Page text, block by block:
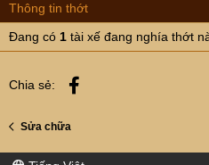
Thông tin thớt
Đang có 1 tài xế đang nghía thớt
Chia sẻ:
Sửa chữa